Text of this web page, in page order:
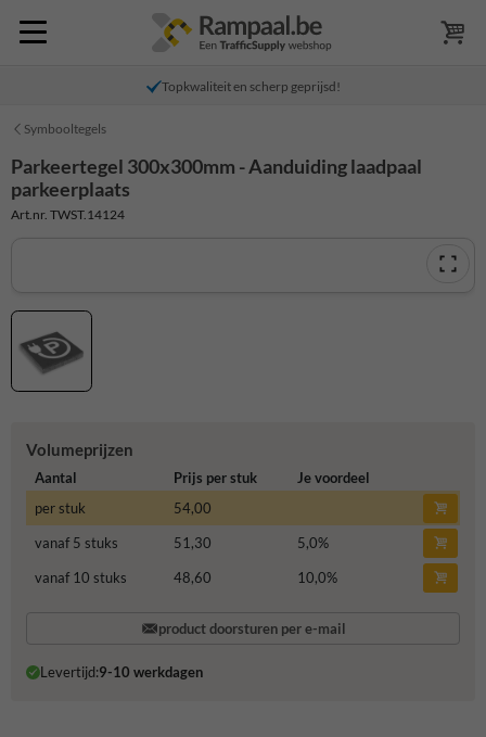
Topkwaliteit en scherp geprijsd!
Symbooltegels
Parkeertegel 300x300mm - Aanduiding laadpaal
parkeerplaats
Art.nr. TWST.14124
Volumeprijzen
Aantal Prijs per stuk
Je voordeel
per stuk
54,00
vanaf 5 stuks
51,30 5,0%
vanaf 10 stuks
48,60 10,0%
product doorsturen per e-mail
Levertijd:9-10 werkdagen